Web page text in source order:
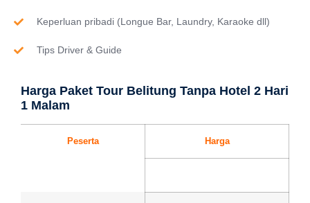
Keperluan pribadi (Longue Bar, Laundry, Karaoke dll)
Tips Driver & Guide
Harga Paket Tour Belitung Tanpa Hotel 2 Hari
1 Malam
Peserta Harga